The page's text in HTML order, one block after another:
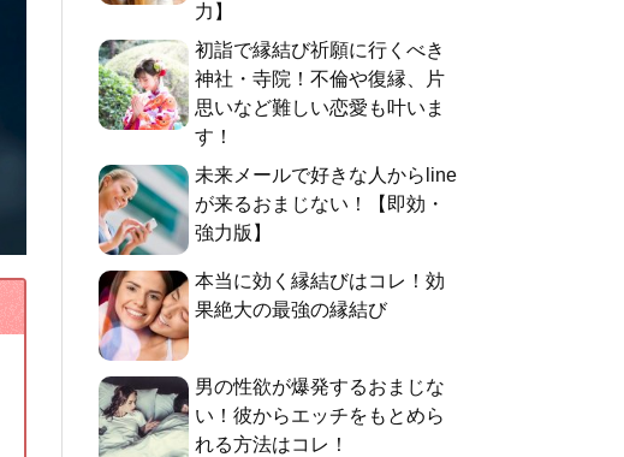
力】
初詣で縁結び祈願に行くべき
神社・寺院！不倫や復縁、片
思いなど難しい恋愛も叶いま
す！
未来メールで好きな人からline
が来るおまじない！【即効・
強力版】
本当に効く縁結びはコレ！効
果絶大の最強の縁結び
男の性欲が爆発するおまじな
い！彼からエッチをもとめら
れる方法はコレ！